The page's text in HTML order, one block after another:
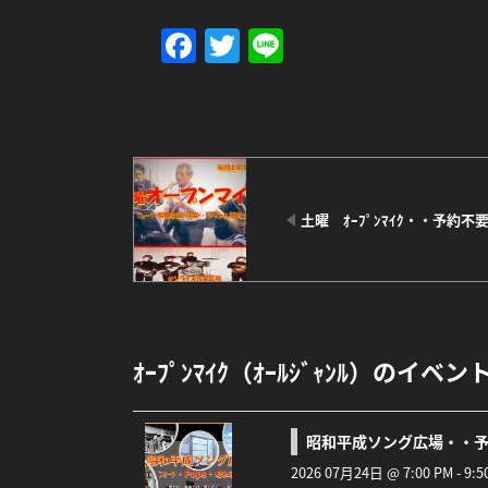
Facebook
Twitter
土曜 ｵｰﾌﾟﾝﾏｲｸ・・予約不要
ｵｰﾌﾟﾝﾏｲｸ（ｵｰﾙｼﾞｬﾝﾙ）のイベン
昭和平成ソング広場・・
2026 07月24日 @ 7:00 PM -